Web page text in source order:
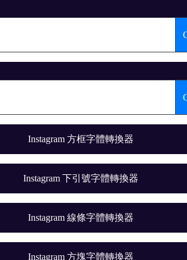
Instagram 方框字體轉換器
Instagram 下引號字體轉換器
Instagram 線條字體轉換器
Instagram 方塊字體轉換器